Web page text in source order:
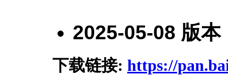
2025-05-08 版本
下载链接: https://